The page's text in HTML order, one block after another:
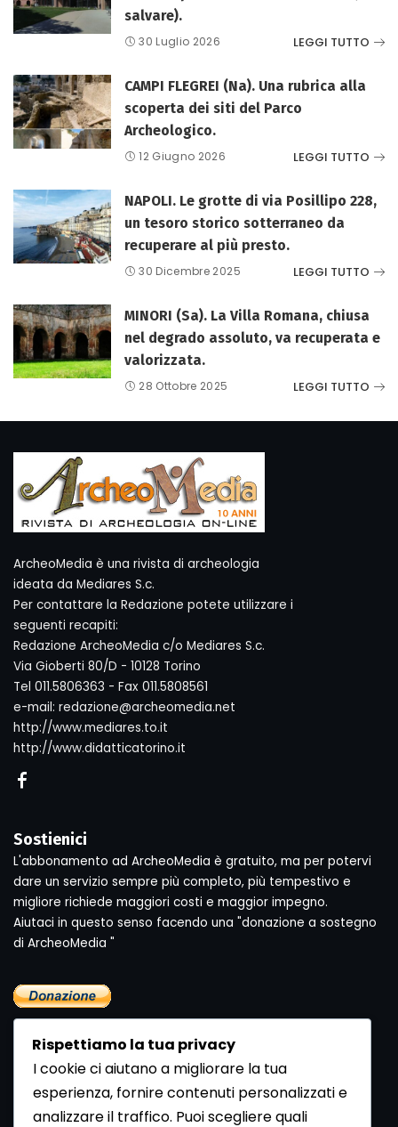
salvare).
30 Luglio 2026 LEGGI TUTTO
CAMPI FLEGREI (Na). Una rubrica alla
scoperta dei siti del Parco
Archeologico.
12 Giugno 2026 LEGGI TUTTO
NAPOLI. Le grotte di via Posillipo 228,
un tesoro storico sotterraneo da
recuperare al più presto.
30 Dicembre 2025 LEGGI TUTTO
MINORI (Sa). La Villa Romana, chiusa
nel degrado assoluto, va recuperata e
valorizzata.
28 Ottobre 2025 LEGGI TUTTO
ArcheoMedia è una rivista di archeologia
ideata da Mediares S.c.
Per contattare la Redazione potete utilizzare i
seguenti recapiti:
Redazione ArcheoMedia c/o Mediares S.c.
Via Gioberti 80/D - 10128 Torino
Tel 011.5806363 - Fax 011.5808561
e-mail: redazione@archeomedia.net
http://www.mediares.to.it
http://www.didatticatorino.it
Sostienici
L'abbonamento ad ArcheoMedia è gratuito, ma per potervi
dare un servizio sempre più completo, più tempestivo e
migliore richiede maggiori costi e maggior impegno.
Aiutaci in questo senso facendo una "donazione a sostegno
di ArcheoMedia "
Rispettiamo la tua privacy
I cookie ci aiutano a migliorare la tua
esperienza, fornire contenuti personalizzati e
analizzare il traffico. Puoi scegliere quali